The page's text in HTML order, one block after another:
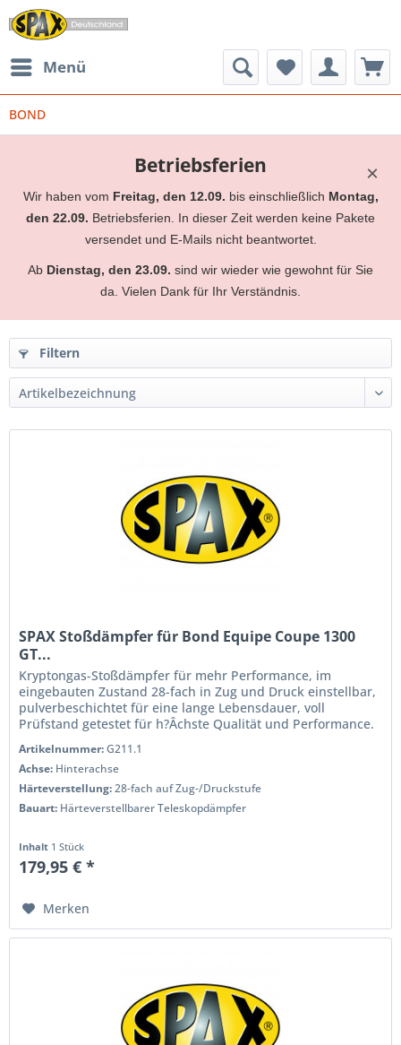
Menü
BOND
×
Betriebsferien
Wir haben vom Freitag, den 12.09. bis einschließlich Montag,
den 22.09. Betriebsferien. In dieser Zeit werden keine Pakete
versendet und E-Mails nicht beantwortet.
Ab Dienstag, den 23.09. sind wir wieder wie gewohnt für Sie
da. Vielen Dank für Ihr Verständnis.
Filtern
SPAX Stoßdämpfer für Bond Equipe Coupe 1300
GT...
Kryptongas-Stoßdämpfer für mehr Performance, im
eingebauten Zustand 28-fach in Zug und Druck einstellbar,
pulverbeschichtet für eine lange Lebensdauer, voll
Prüfstand getestet für h?Âchste Qualität und Performance.
Artikelnummer:G211.1
Achse: Hinterachse
Härteverstellung:28-fach auf Zug-/Druckstufe
Bauart: Härteverstellbarer Teleskopdämpfer
Inhalt 1 Stück
179,95 € *
Merken